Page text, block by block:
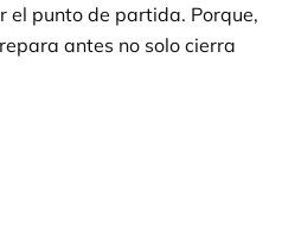
el punto de partida. Porque,
antes no solo cierra